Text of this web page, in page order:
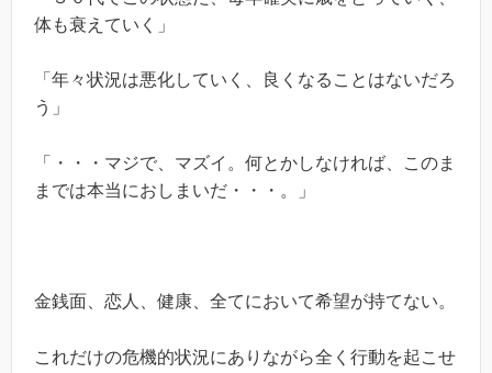
体も衰えていく」
「年々状況は悪化していく、良くなることはないだろ
う」
「・・・マジで、マズイ。何とかしなければ、このま
までは本当におしまいだ・・・。」
金銭面、恋人、健康、全てにおいて希望が持てない。
これだけの危機的状況にありながら全く行動を起こせ